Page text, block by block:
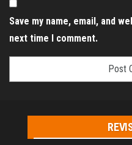
Save my name, email, and
next time I comment.